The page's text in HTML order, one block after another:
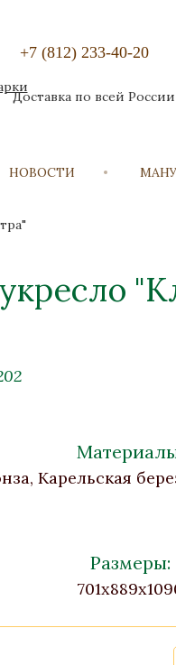
+7 (812) 233-40-20
Доставка по всей России
НОВОСТИ
Карельская
Размеры: